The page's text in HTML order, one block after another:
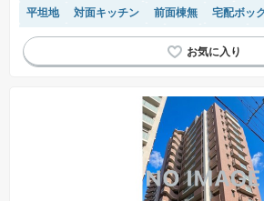
平坦地 対面キッチン 前面棟無
宅配ボッ
モニター付きインターホン
WIC 食洗機
温水洗浄便座
エレベーター